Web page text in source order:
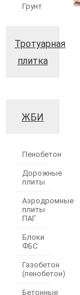
Грунт
Тротуарная
плитка
ЖБИ
Пенобетон
Дорожные
плиты
Аэродромные
плиты
ПАГ
Блоки
ФБС
Газобетон
(пенобетон)
Бетонные